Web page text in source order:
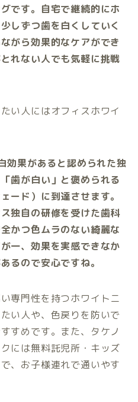
です。自宅で継続的にホ
しずつ歯を白くしていく
がら効果的なケアができ
れない人でも気軽に挑戦
い人にはオフィスホワイ
効果があると認められた独
歯が白い」と褒められる
ード）に到達させます。
独自の研修を受けた歯科
かつ色ムラのない綺麗な
一、効果を実感できなか
るので安心ですね。
専門性を持つホワイトニ
い人や、色戻りを防いで
すめです。また、タケノ
には無料託児所・キッズ
、お子様連れで通いやす